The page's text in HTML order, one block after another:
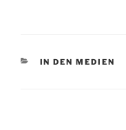
KATEGORIEN
IN DEN MEDIEN